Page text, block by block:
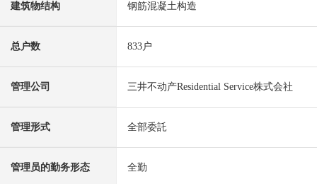
建筑物结构 钢筋混凝土构造
总户数 833户
管理公司 三井不动产Residential Service株式会社
管理形式 全部委託
管理员的勤务形态 全勤